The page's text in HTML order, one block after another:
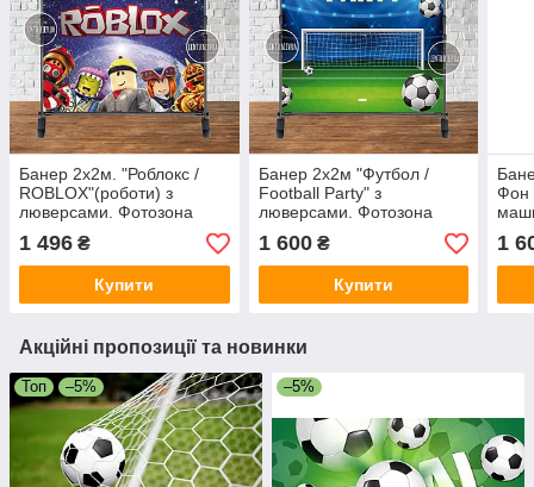
Банер 2х2м. "Роблокс /
ROBLOX"(роботи) з
люверсами. Фотозона
(вініловий) на день
народження -
1 496 ₴
Купити
Банер 2х2м "Футбол /
Football Party" з
люверсами. Фотозона
(вініловий) на день
народження
1 600₴
Купити
Фон
1
Акційні пропозиції та новинки
Топ –5% –5%